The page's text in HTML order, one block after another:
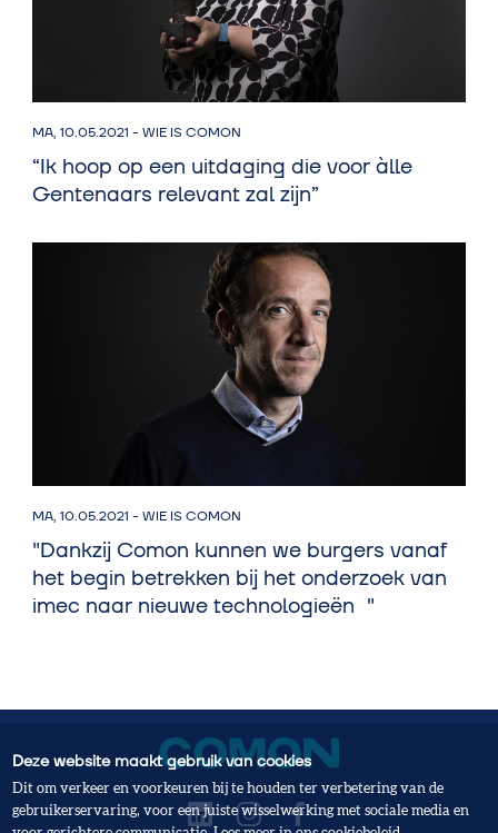
MA, 10.05.2021 -WIE IS COMON
“Ik hoop op een uitdaging die voor àlle
Gentenaars relevant zal zijn”
MA, 10.05.2021 -WIE IS COMON
"Dankzij Comon kunnen we burgers vanaf
het begin betrekken bij het onderzoek van
imec naar nieuwe technologieën "
Deze website maakt gebruik van cookies
Dit om verkeer en voorkeuren bij te houden ter verbetering van de
gebruikerservaring, voor een juiste wisselwerking met sociale media en